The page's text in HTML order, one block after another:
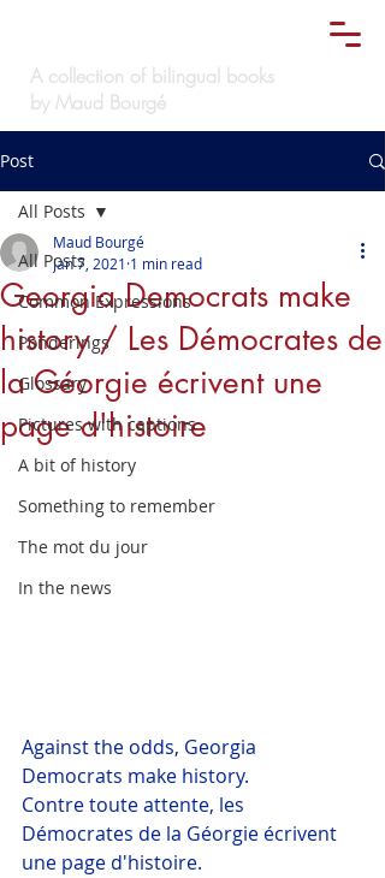
A collection of bilingual books
by Maud Bourgé
Post
All Posts
Common Expressions
Ponderings
Glossary
Pictures with captions
A bit of history
Something to remember
The mot du jour
In the news
All Posts
Georgia Democrats make
history / Les Démocrates de
la Géorgie écrivent une
page d'histoire
Maud Bourgé
Jan 7, 2021 1 min read
Against the odds, Georgia
Democrats make history.
Contre toute attente, les
Démocrates de la Géorgie écrivent
une page d'histoire.